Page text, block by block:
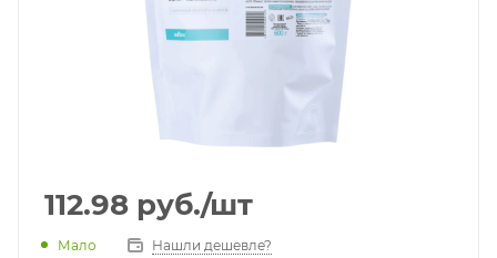
112.98 руб./шт
Мало Нашли дешевле?